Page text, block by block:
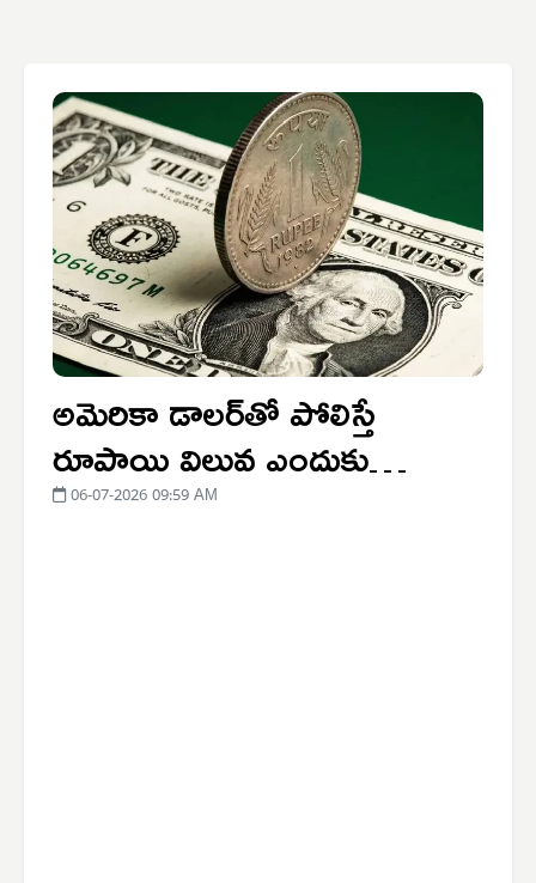
అమెరికా డాలర్‌తో పోలిస్తే
రూపాయి విలువ ఎందుకు
పడిపోయింది? సామాన్యులపై
06-07-2026 09:59 AM